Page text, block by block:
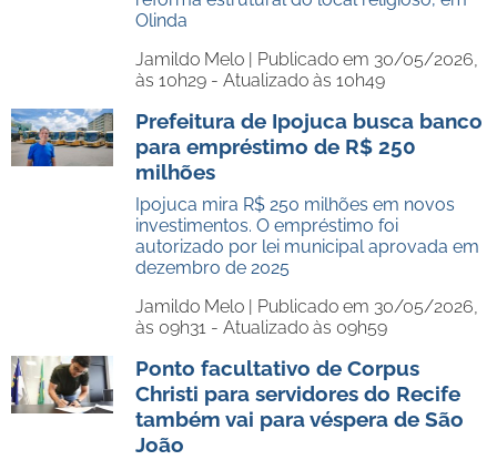
Olinda
Jamildo Melo | Publicado em 30/05/2026,
às 10h29 - Atualizado às 10h49
Prefeitura de Ipojuca busca banco
para empréstimo de R$ 250
milhões
Ipojuca mira R$ 250 milhões em novos
investimentos. O empréstimo foi
autorizado por lei municipal aprovada em
dezembro de 2025
Jamildo Melo | Publicado em 30/05/2026,
às 09h31 - Atualizado às 09h59
Ponto facultativo de Corpus
Christi para servidores do Recife
também vai para véspera de São
João